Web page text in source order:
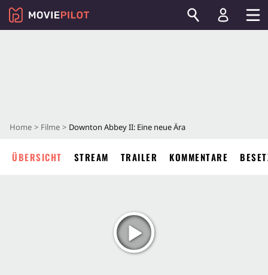
Home Filme Downton Abbey II: Eine neue Ära
ÜBERSICHT STREAM TRAILER KOMMENTARE